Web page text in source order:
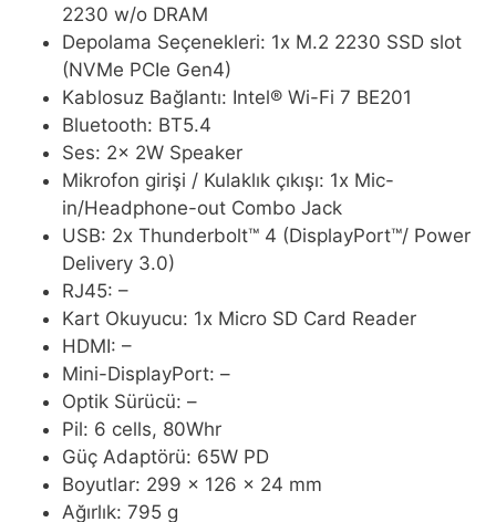
2230 w/o DRAM
Depolama Seçenekleri: 1x M.2 2230 SSD slot
(NVMe PCIe Gen4)
Kablosuz Bağlantı: Intel® Wi-Fi 7 BE201
Bluetooth: BT5.4
Ses: 2x 2W Speaker
Mikrofon girişi / Kulaklık çıkışı: 1x Mic-
in/Headphone-out Combo Jack
USB: 2x Thunderbolt™ 4 (DisplayPort™/ Power
Delivery 3.0)
RJ45: –
Kart Okuyucu: 1x Micro SD Card Reader
HDMI: –
Mini-DisplayPort: –
Optik Sürücü: –
Pil: 6 cells, 80Whr
Güç Adaptörü: 65W PD
Boyutlar: 299 x 126 x 24 mm
Ağırlık: 795 g